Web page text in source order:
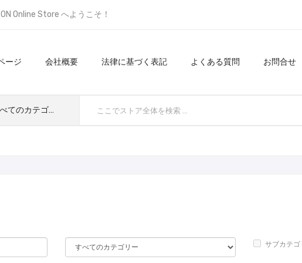
Online Store へようこそ！
ージ 会社概要 法律に基づく表記 よくある質問 お問合せ
すべてのカテゴリ
サブカテゴ